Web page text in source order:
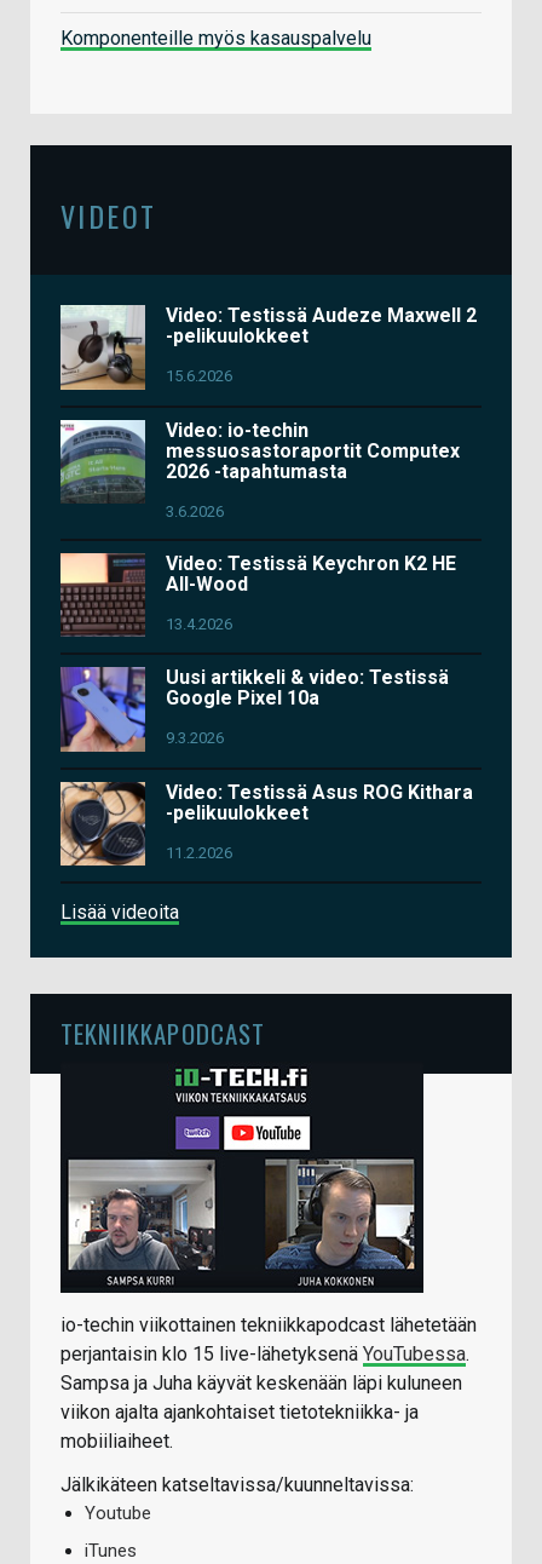
Komponenteille myös kasauspalvelu
VIDEOT
Video: Testissä Audeze Maxwell 2
-pelikuulokkeet
15.6.2026
Video: io-techin
messuosastoraportit Computex
2026 -tapahtumasta
3.6.2026
Video: Testissä Keychron K2 HE
All-Wood
13.4.2026
Uusi artikkeli & video: Testissä
Google Pixel 10a
9.3.2026
Video: Testissä Asus ROG Kithara
-pelikuulokkeet
11.2.2026
Lisää videoita
TEKNIIKKAPODCAST
io-techin viikottainen tekniikkapodcast lähetetään
perjantaisin klo 15 live-lähetyksenä YouTubessa.
Sampsa ja Juha käyvät keskenään läpi kuluneen
viikon ajalta ajankohtaiset tietotekniikka- ja
mobiiliaiheet.
Jälkikäteen katseltavissa/kuunneltavissa:
Youtube
iTunes